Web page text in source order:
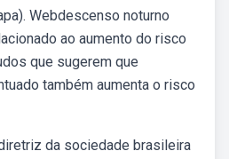
Webdescenso noturno
ao aumento do risco
que sugerem que
também aumenta o risco
da sociedade brasileira